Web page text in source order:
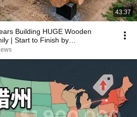
43:37
Building HUGE Wooden
| Start to Finish by